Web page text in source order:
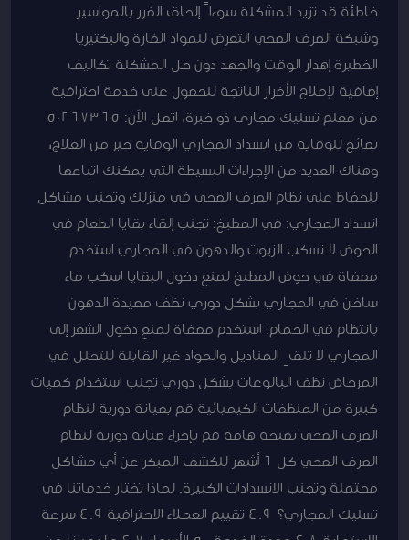
خاطئة قد تزيد المشكلة سوءاً إلحاق الضرر بالمواسير
وشبكة الصرف الصحي التعرض للمواد الضارة والبكتيريا
الخطيرة إهدار الوقت والجهد دون حل المشكلة تكاليف
إضافية لإصلاح الأضرار الناتجة للحصول على خدمة احترافية
من معلم تسليك مجارى ذو خبرة، اتصل الآن: 50267365
نصائح للوقاية من انسداد المجاري الوقاية خير من العلاج،
وهناك العديد من الإجراءات البسيطة التي يمكنك اتباعها
للحفاظ على نظام الصرف الصحي في منزلك وتجنب مشاكل
انسداد المجاري: في المطبخ: تجنب إلقاء بقايا الطعام في
الحوض لا تسكب الزيوت والدهون في المجاري استخدم
مصفاة في حوض المطبخ لمنع دخول البقايا اسكب ماء
ساخن في المجاري بشكل دوري نظف مصيدة الدهون
بانتظام في الحمام: استخدم مصفاة لمنع دخول الشعر إلى
المجاري لا تلقِ المناديل والمواد غير القابلة للتحلل في
المرحاض نظف البالوعات بشكل دوري تجنب استخدام كميات
كبيرة من المنظفات الكيميائية قم بصيانة دورية لنظام
الصرف الصحي نصيحة هامة قم بإجراء صيانة دورية لنظام
الصرف الصحي كل 6 أشهر للكشف المبكر عن أي مشاكل
محتملة وتجنب الانسدادات الكبيرة. لماذا تختار خدماتنا في
تسليك المجاري؟ 4.9 تقييم العملاء الاحترافية 4.9 سرعة